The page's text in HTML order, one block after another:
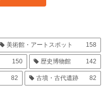
美術館・アートスポット 158
150 歴史博物館 142
82 古墳・古代遺跡 82